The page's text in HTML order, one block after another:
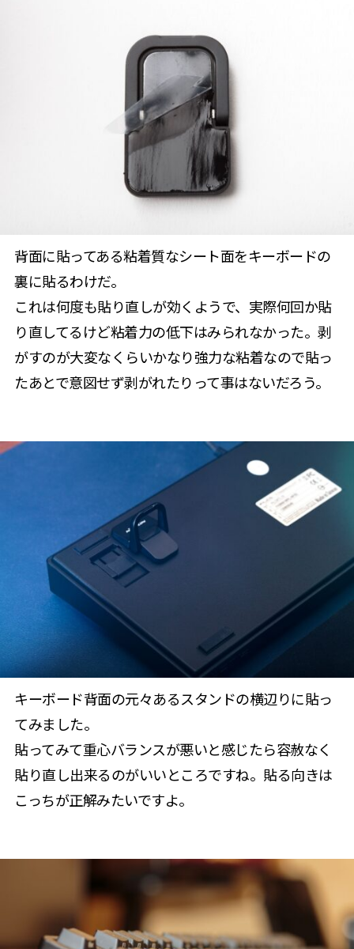
背面に貼ってある粘着質なシート面をキーボードの
裏に貼るわけだ。
これは何度も貼り直しが効くようで、実際何回か貼
り直してるけど粘着力の低下はみられなかった。剥
がすのが大変なくらいかなり強力な粘着なので貼っ
たあとで意図せず剥がれたりって事はないだろう。
キーボード背面の元々あるスタンドの横辺りに貼っ
てみました。
貼ってみて重心バランスが悪いと感じたら容赦なく
貼り直し出来るのがいいところですね。貼る向きは
こっちが正解みたいですよ。